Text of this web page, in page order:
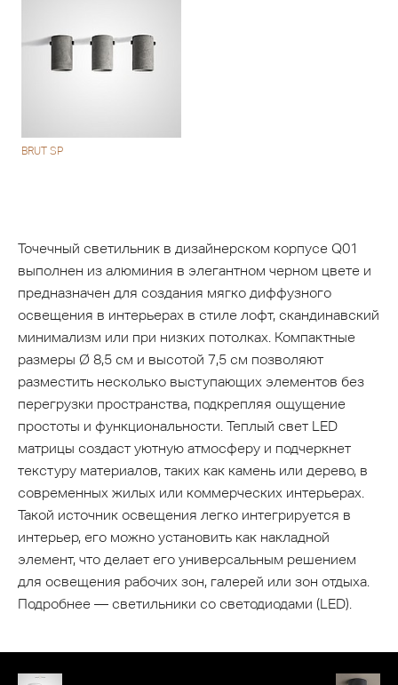
BRUT SP
Точечный светильник в дизайнерском корпусе Q01
выполнен из алюминия в элегантном черном цвете и
предназначен для создания мягко диффузного
освещения в интерьерах в стиле лофт, скандинавский
минимализм или при низких потолках. Компактные
размеры Ø 8,5 см и высотой 7,5 см позволяют
разместить несколько выступающих элементов без
перегрузки пространства, подкрепляя ощущение
простоты и функциональности. Теплый свет LED
матрицы создаст уютную атмосферу и подчеркнет
текстуру материалов, таких как камень или дерево, в
современных жилых или коммерческих интерьерах.
Такой источник освещения легко интегрируется в
интерьер, его можно установить как накладной
элемент, что делает его универсальным решением
для освещения рабочих зон, галерей или зон отдыха.
Подробнее — светильники со светодиодами (LED).